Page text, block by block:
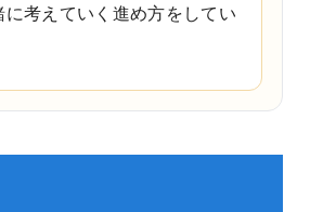
に考えていく進め方をしてい